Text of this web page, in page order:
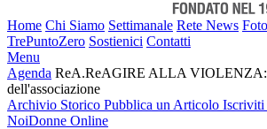
Home Chi Siamo Settimanale Rete News
TrePuntoZero Sostienici Contatti
Menu
Agenda ReA.ReAGIRE ALLA VIOLENZA:
dell'associazione
Archivio Storico Pubblica un Articolo Iscriviti
NoiDonne Online